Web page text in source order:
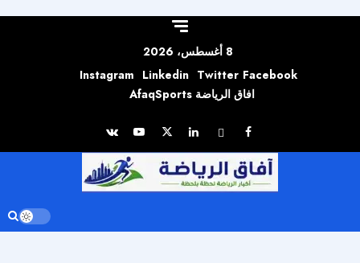
8 أغسطس، 2026
Facebook
Twitter
Linkedin
Instagram
افاق الرياضة AfaqSports